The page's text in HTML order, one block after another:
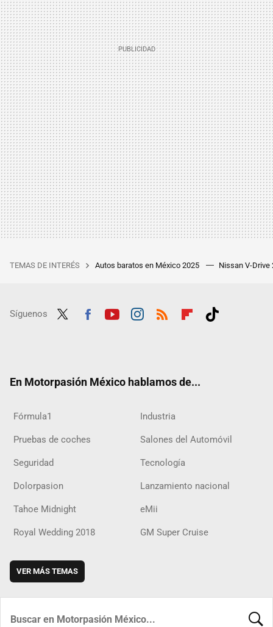
TEMAS DE INTERÉS Autos baratos en México 2025 Nissan V-Drive
Síguenos
En Motorpasión México hablamos de...
Fórmula1 Industria
Pruebas de coches Salones del Automóvil
Seguridad Tecnología
Dolorpasion Lanzamiento nacional
Tahoe Midnight eMii
Royal Wedding 2018 GM Super Cruise
VER MÁS TEMAS